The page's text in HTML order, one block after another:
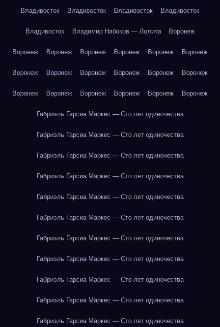
Владивосток Владивосток Владивосток Владивосток
Владивосток Владимир Набоков — Лолита Воронеж
Воронеж Воронеж Воронеж Воронеж Воронеж Воронеж
Воронеж Воронеж Воронеж Воронеж Воронеж Воронеж
Воронеж Воронеж Воронеж Воронеж Воронеж Воронеж
Габриэль Гарсиа Маркес — Сто лет одиночества
Габриэль Гарсиа Маркес — Сто лет одиночества
Габриэль Гарсиа Маркес — Сто лет одиночества
Габриэль Гарсиа Маркес — Сто лет одиночества
Габриэль Гарсиа Маркес — Сто лет одиночества
Габриэль Гарсиа Маркес — Сто лет одиночества
Габриэль Гарсиа Маркес — Сто лет одиночества
Габриэль Гарсиа Маркес — Сто лет одиночества
Габриэль Гарсиа Маркес — Сто лет одиночества
Габриэль Гарсиа Маркес — Сто лет одиночества
Габриэль Гарсиа Маркес — Сто лет одиночества